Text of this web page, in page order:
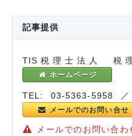
記事提供
TIS税理士法人
ホームページ
TEL: 03-5363-5958
メールでのお問い合せ
メールでのお問い合わ